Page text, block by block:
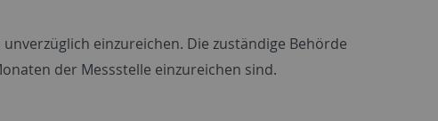
einzureichen. Die zuständige Behörde
der Messstelle einzureichen sind.